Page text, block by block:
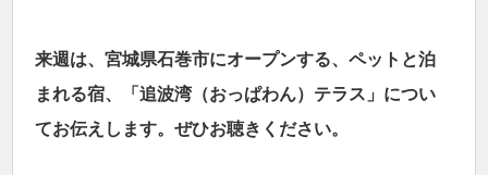
来週は、宮城県石巻市にオープンする、ペットと泊
まれる宿、「追波湾（おっぱわん）テラス」につい
てお伝えします。ぜひお聴きください。